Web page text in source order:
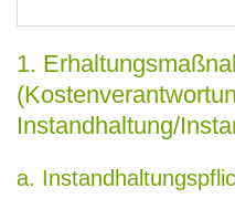
1.
Instandhaltung/
a.